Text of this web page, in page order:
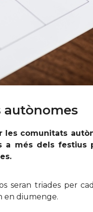
autònomes
les comunitats
més dels festius
seran triades per
en diumenge.